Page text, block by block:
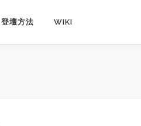
登壇方法 WIKI